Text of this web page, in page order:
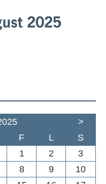
2025
>
F L
S
1 2
3
8 9
10